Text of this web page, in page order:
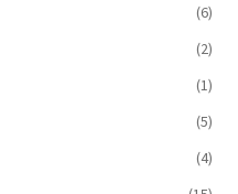
(6)
(2)
(1)
(5)
(4)